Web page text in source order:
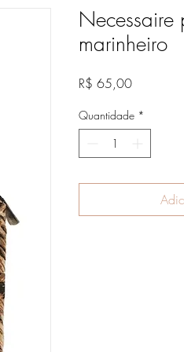
Necessaire
marinheiro
R$ 65,00Preço
Quantidade *